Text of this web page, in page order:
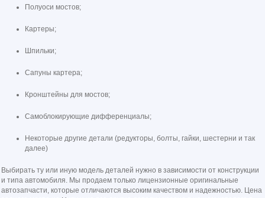
Полуоси мостов;
Картеры;
Шпильки;
Сапуны картера;
Кронштейны для мостов;
Самоблокирующие дифференциалы;
Некоторые другие детали (редукторы, болты, гайки, шестерни и так
далее)
Выбирать ту или иную модель деталей нужно в зависимости от конструкции
и типа автомобиля. Мы продаем только лицензионные оригинальные
автозапчасти, которые отличаются высоким качеством и надежностью. Цена